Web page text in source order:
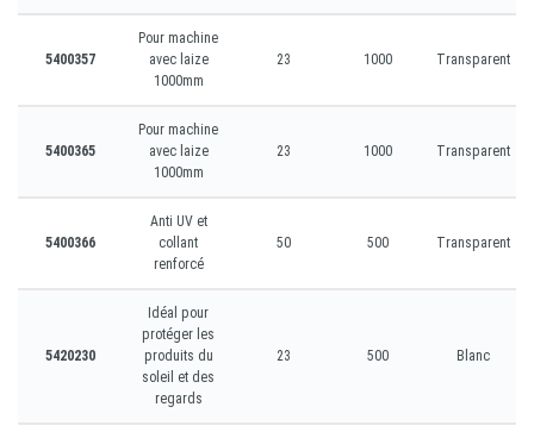
5400357
Pour machine
avec laize
1000mm
23 1000 Transparent
5400365
Pour machine
avec laize
1000mm
23 1000 Transparent
5400366
Anti UV et
collant
renforcé
50 500 Transparent
5420230
Idéal pour
protéger les
produits du
soleil et des
regards
23 500 Blanc